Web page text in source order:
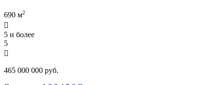
690 м2

5 и более
5

465 000 000 руб.